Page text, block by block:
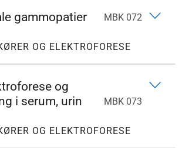
gammopatier MBK 072
OG ELEKTROFORESE
og
i serum, urin
MBK 073
OG ELEKTROFORESE